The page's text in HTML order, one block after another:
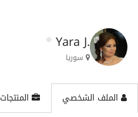
Yara J.
سوريا
الملف الشخصي المنتجات